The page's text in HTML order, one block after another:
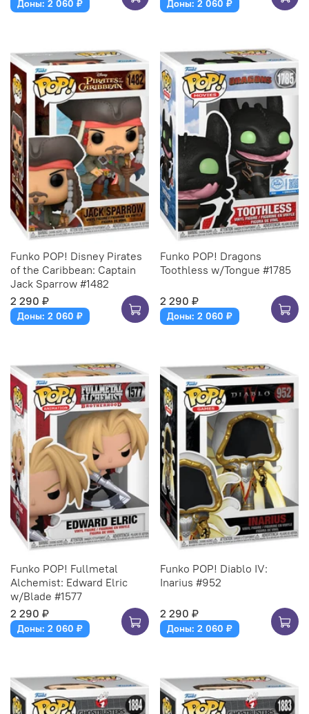
Доны: 2 060 ₽ Доны: 2 060 ₽
Funko POP! Disney Pirates
of the Caribbean: Captain
Jack Sparrow #1482
2 290 ₽
Доны: 2 060 ₽
Funko POP! Dragons
Toothless w/Tongue #1785
2 290 ₽
Доны: 2 060 ₽
Funko POP! Fullmetal
Alchemist: Edward Elric
w/Blade #1577
2 290 ₽
Доны: 2 060 ₽
Funko POP! Diablo IV:
Inarius #952
2 290 ₽
Доны: 2 060 ₽